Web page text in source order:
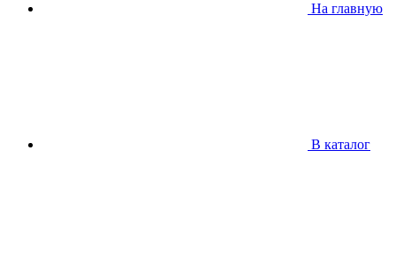
На главную
В каталог